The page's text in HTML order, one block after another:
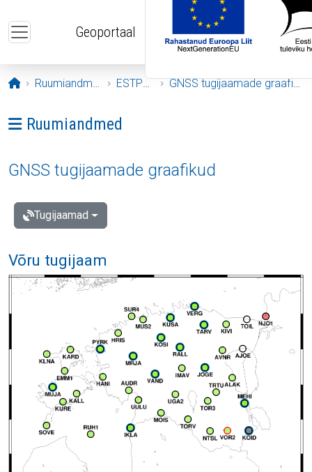
Geoportaal
Avaleht
Ruumiandmed ESTPOS GNSS tugijaamade graafikud
Ava menüü: Ruumiandmed
Ruumiandmed
GNSS tugijaamade graafikud
Tugijaamad
Võru tugijaam